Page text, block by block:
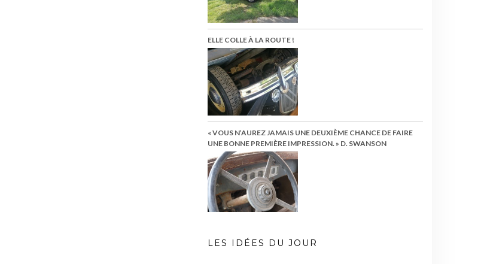
ELLE COLLE À LA ROUTE !
« VOUS N’AUREZ JAMAIS UNE DEUXIÈME CHANCE DE FAIRE
UNE BONNE PREMIÈRE IMPRESSION. » D. SWANSON
LES IDÉES DU JOUR